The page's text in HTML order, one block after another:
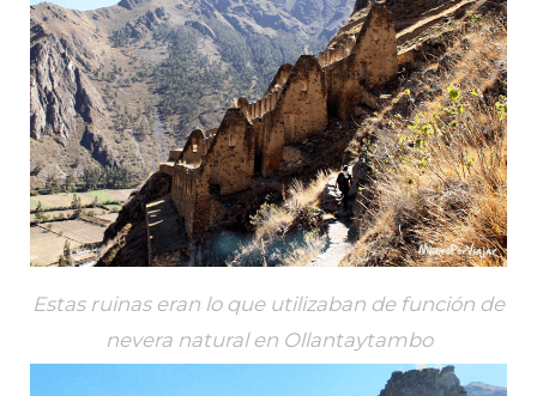
Estas ruinas eran lo que utilizaban de función de
nevera natural en Ollantaytambo